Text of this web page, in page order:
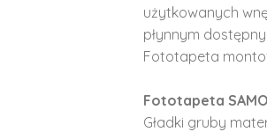
użytkowanych
płynnym
Fototapeta
Fototapeta
Gładki gruby